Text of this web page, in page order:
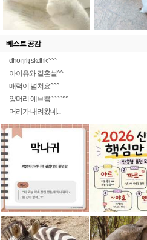
베스트 공감
dho rjrltj skdhk^^^
아이유와 결혼설^^
매력이 넘쳐요^^^
양머리 예ㅂ쁨^^^^^^
머리가 내려왔네...